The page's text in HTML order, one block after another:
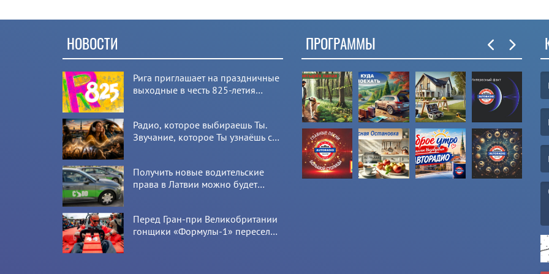
НОВОСТИ
Рига приглашает на праздничные
выходные в честь 825-летия
Радио, которое выбираешь Ты.
Звучание, которое Ты узнаёшь с
Получить новые водительские
права в Латвии можно будет
Перед Гран-при Великобритании
гонщики «Формулы-1» пересели
ПРОГРАММЫ